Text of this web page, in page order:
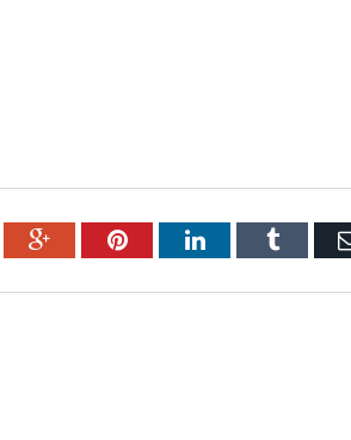
Google+PinterestLinkedInTumblr